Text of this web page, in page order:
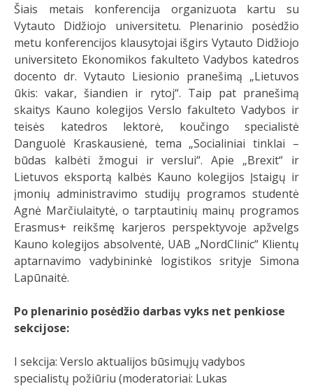
Šiais metais konferencija organizuota kartu su
Vytauto Didžiojo universitetu. Plenarinio posėdžio
metu konferencijos klausytojai išgirs Vytauto Didžiojo
universiteto Ekonomikos fakulteto Vadybos katedros
docento dr. Vytauto Liesionio pranešimą „Lietuvos
ūkis: vakar, šiandien ir rytoj“. Taip pat pranešimą
skaitys Kauno kolegijos Verslo fakulteto Vadybos ir
teisės katedros lektorė, koučingo specialistė
Danguolė Kraskausienė, tema „Socialiniai tinklai –
būdas kalbėti žmogui ir verslui“. Apie „Brexit“ ir
Lietuvos eksportą kalbės Kauno kolegijos Įstaigų ir
įmonių administravimo studijų programos studentė
Agnė Marčiulaitytė, o tarptautinių mainų programos
Erasmus+ reikšmę karjeros perspektyvoje apžvelgs
Kauno kolegijos absolventė, UAB „NordClinic“ Klientų
aptarnavimo vadybininkė logistikos srityje Simona
Lapūnaitė.
Po plenarinio posėdžio darbas vyks net penkiose
sekcijose:
I sekcija: Verslo aktualijos būsimųjų vadybos
specialistų požiūriu (moderatoriai: Lukas